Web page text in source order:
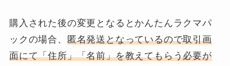
購入された後の変更となるとかんたんラクマパ
ックの場合、 匿名発送となっているので取引画
面にて「住所」「名前」を教えてもらう必要が